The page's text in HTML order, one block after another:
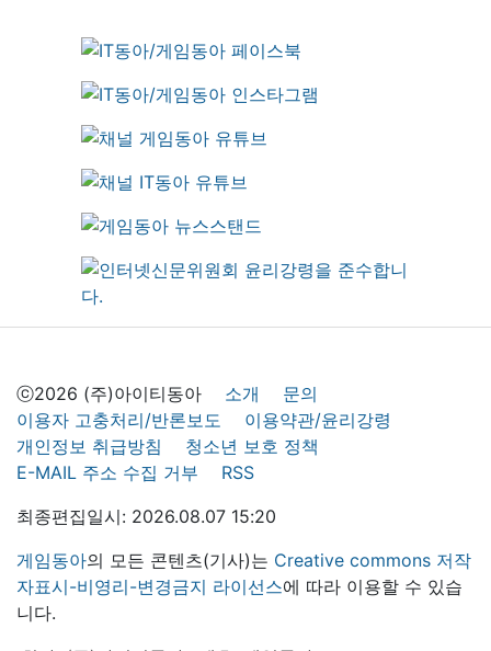
ⓒ2026 (주)아이티동아 소개
문의
이용자 고충처리/반론보도
이용약관/윤리강령
개인정보 취급방침
청소년 보호 정책
E-MAIL 주소 수집 거부
RSS
최종편집일시: 2026.08.07 15:20
게임동아의 모든 콘텐츠(기사)는 Creative commons 저작
자표시-비영리-변경금지 라이선스에 따라 이용할 수 있습
니다.